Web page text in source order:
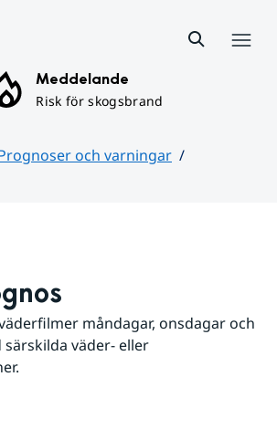
Meddelande
Risk för skogsbrand
och varningar
måndagar, onsdagar och
särskilda väder- eller